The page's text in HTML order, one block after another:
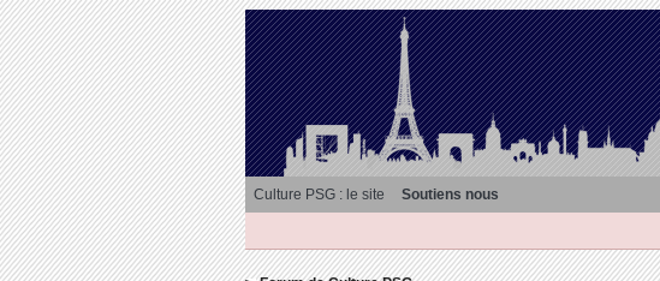
Culture PSG : le site Soutiens nous